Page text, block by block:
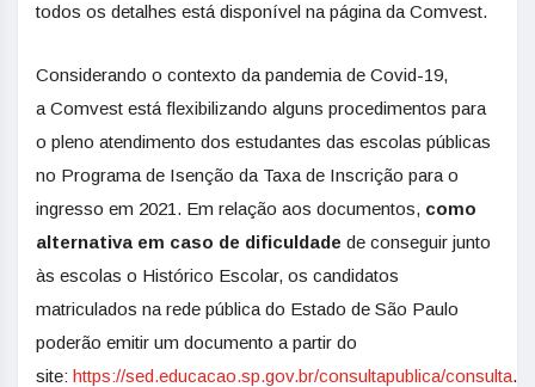
todos os detalhes está disponível na página da Comvest.
Considerando o contexto da pandemia de Covid-19,
a Comvest está flexibilizando alguns procedimentos para
o pleno atendimento dos estudantes das escolas públicas
no Programa de Isenção da Taxa de Inscrição para o
ingresso em 2021. Em relação aos documentos, como
alternativa em caso de dificuldade de conseguir junto
às escolas o Histórico Escolar, os candidatos
matriculados na rede pública do Estado de São Paulo
poderão emitir um documento a partir do
site: https://sed.educacao.sp.gov.br/consultapublica/consulta.